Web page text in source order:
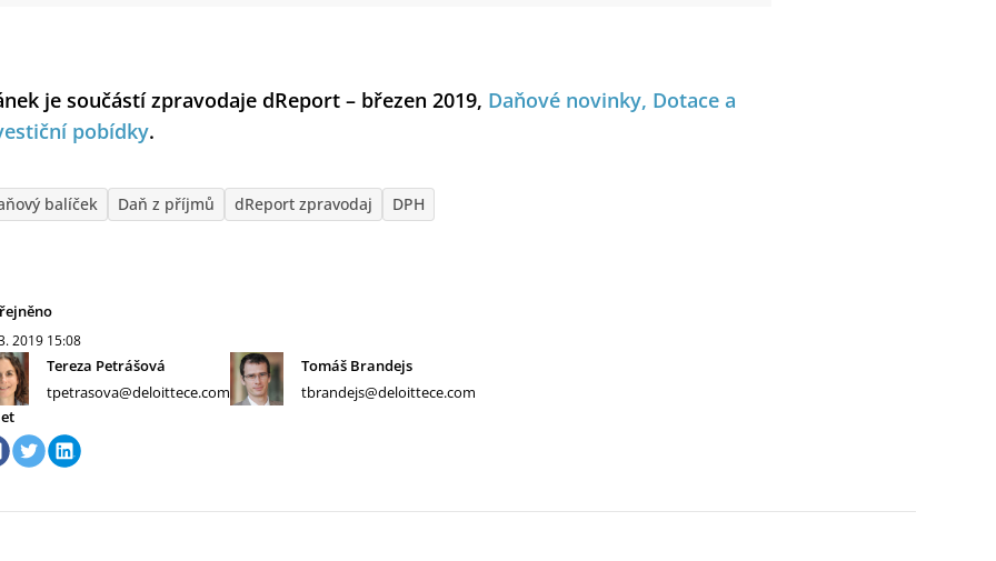
je součástí zpravodaje dReport – březen 2019, Daňové novinky, Dotace a
pobídky.
balíček Daň z příjmů dReport zpravodaj DPH
2019 15:08
Tereza Petrášová
tpetrasova@deloittece.com
Tomáš Brandejs
tbrandejs@deloittece.com